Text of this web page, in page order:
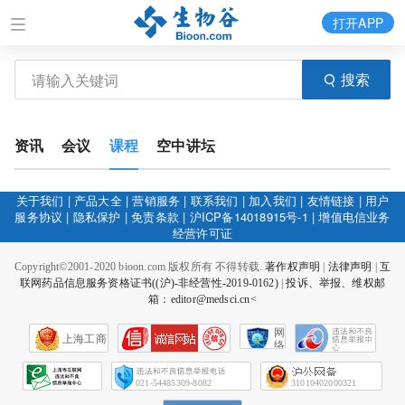
搜索
打开APP
资讯 会议 课程 空中讲坛
关于我们 | 产品大全|营销服务 | 联系我们 | 加入我们 | 友情链接 | 用户
服务协议 | 隐私保护 |免责条款 | 沪ICP备14018915号-1 |增值电信业务
经营许可证
Copyright©2001-2020 bioon.com 版权所有 不得转载.著作权声明 法律声明
互
联网药品信息服务资格证书((沪)-非经营性-2019-0162)|投诉、举报、维权邮
箱：editor@medsci.cn<
上海工商
网
络
会
征
021-54485309-8082 31010402000321